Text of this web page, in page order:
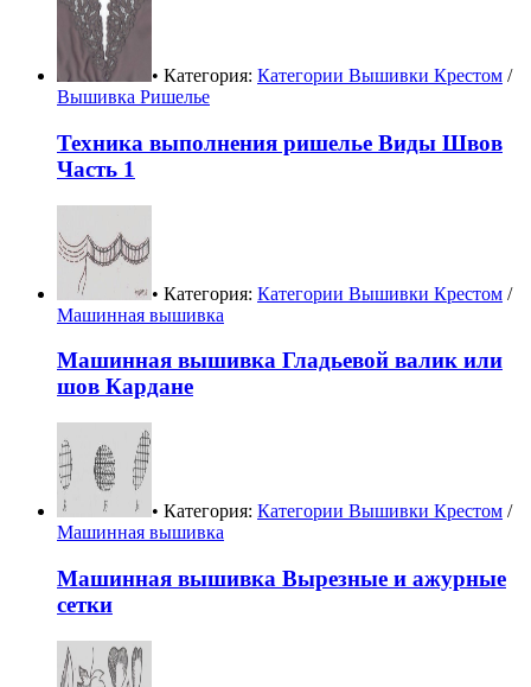
• Категория: Категории Вышивки Крестом /
Вышивка Ришелье
Техника выполнения ришелье Виды Швов
Часть 1
• Категория: Категории Вышивки Крестом /
Машинная вышивка
Машинная вышивка Гладьевой валик или
шов Кардане
• Категория: Категории Вышивки Крестом /
Машинная вышивка
Машинная вышивка Вырезные и ажурные
сетки